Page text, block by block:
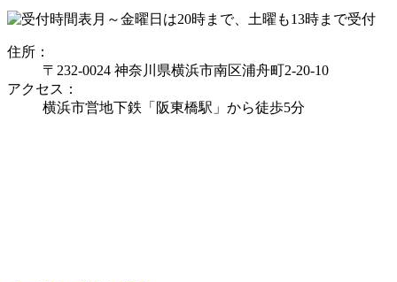
月～金曜日は20時まで、土曜も13時まで受付
住所：
〒232-0024 神奈川県横浜市南区浦舟町2-20-10
アクセス：
横浜市営地下鉄「阪東橋駅」から徒歩5分